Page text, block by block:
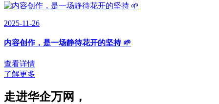
2025-11-26
内容创作，是一场静待花开的坚持 🌱
查看详情
了解更多
走进华企万网 ，